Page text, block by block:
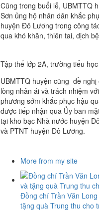
Cũng trong buổi lễ, UBMTTQ
Sơn ủng hộ nhân dân khắc
huyện Đô Lương trong công
qua khó khăn, thiên tai, dịch
Tập thể lớp 2A, trường tiểu
UBMTTQ huyện cũng đề
lòng nhân ái và trách nhiệm
phương sớm khắc phục hậu
được tiếp nhận qua Ủy ban
tại kho bạc Nhà nước huyện
và PTNT huyện Đô Lương.
More from my site
Đồng chí Trần Văn
tặng quà Trung thu cho